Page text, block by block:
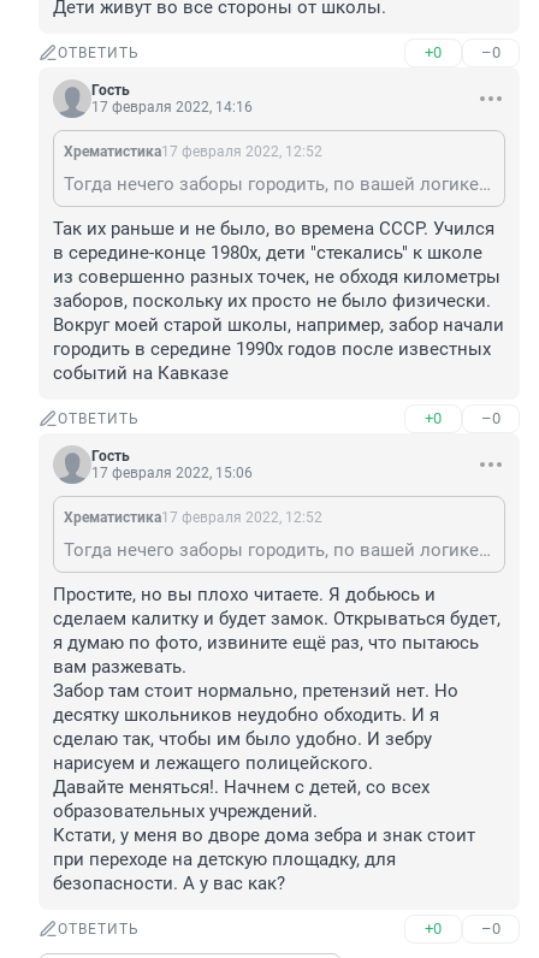
Дети живут во все стороны от школы.
ОТВЕТИТЬ +0 –0
Гость
17 февраля 2022, 14:16
Хрематистика17 февраля 2022, 12:52
Тогда нечего заборы городить, по вашей логике. Дети живут во все стороны от школы.
Так их раньше и не было, во времена СССР. Учился
в середине-конце 1980х, дети "стекались" к школе
из совершенно разных точек, не обходя километры
заборов, поскольку их просто не было физически.
Вокруг моей старой школы, например, забор начали
городить в середине 1990х годов после известных
событий на Кавказе
ОТВЕТИТЬ +0 –0
Гость
17 февраля 2022, 15:06
Хрематистика17 февраля 2022, 12:52
Тогда нечего заборы городить, по вашей логике. Дети живут во все стороны от школы.
Простите, но вы плохо читаете. Я добьюсь и
сделаем калитку и будет замок. Открываться будет,
я думаю по фото, извините ещё раз, что пытаюсь
вам разжевать.
Забор там стоит нормально, претензий нет. Но
десятку школьников неудобно обходить. И я
сделаю так, чтобы им было удобно. И зебру
нарисуем и лежащего полицейского.
Давайте меняться!. Начнем с детей, со всех
образовательных учреждений.
Кстати, у меня во дворе дома зебра и знак стоит
при переходе на детскую площадку, для
безопасности. А у вас как?
ОТВЕТИТЬ +0 –0